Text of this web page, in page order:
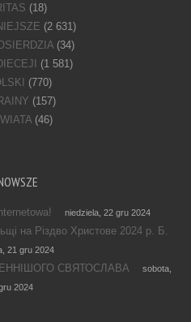
(18)
(2 631)
(34)
(1 581)
(770)
(157)
(46)
niedziela, 22 gru 2024
на Різдво Христове 2024 р. Б.
21 gru 2024
СВЯТОСЛАВА
sobota,
2024